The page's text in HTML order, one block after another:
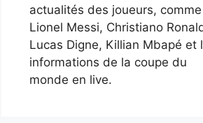
actualités des joueurs, comme
Lionel Messi, Christiano
Lucas Digne, Killian Mbapé et
informations de la coupe du
monde en live.